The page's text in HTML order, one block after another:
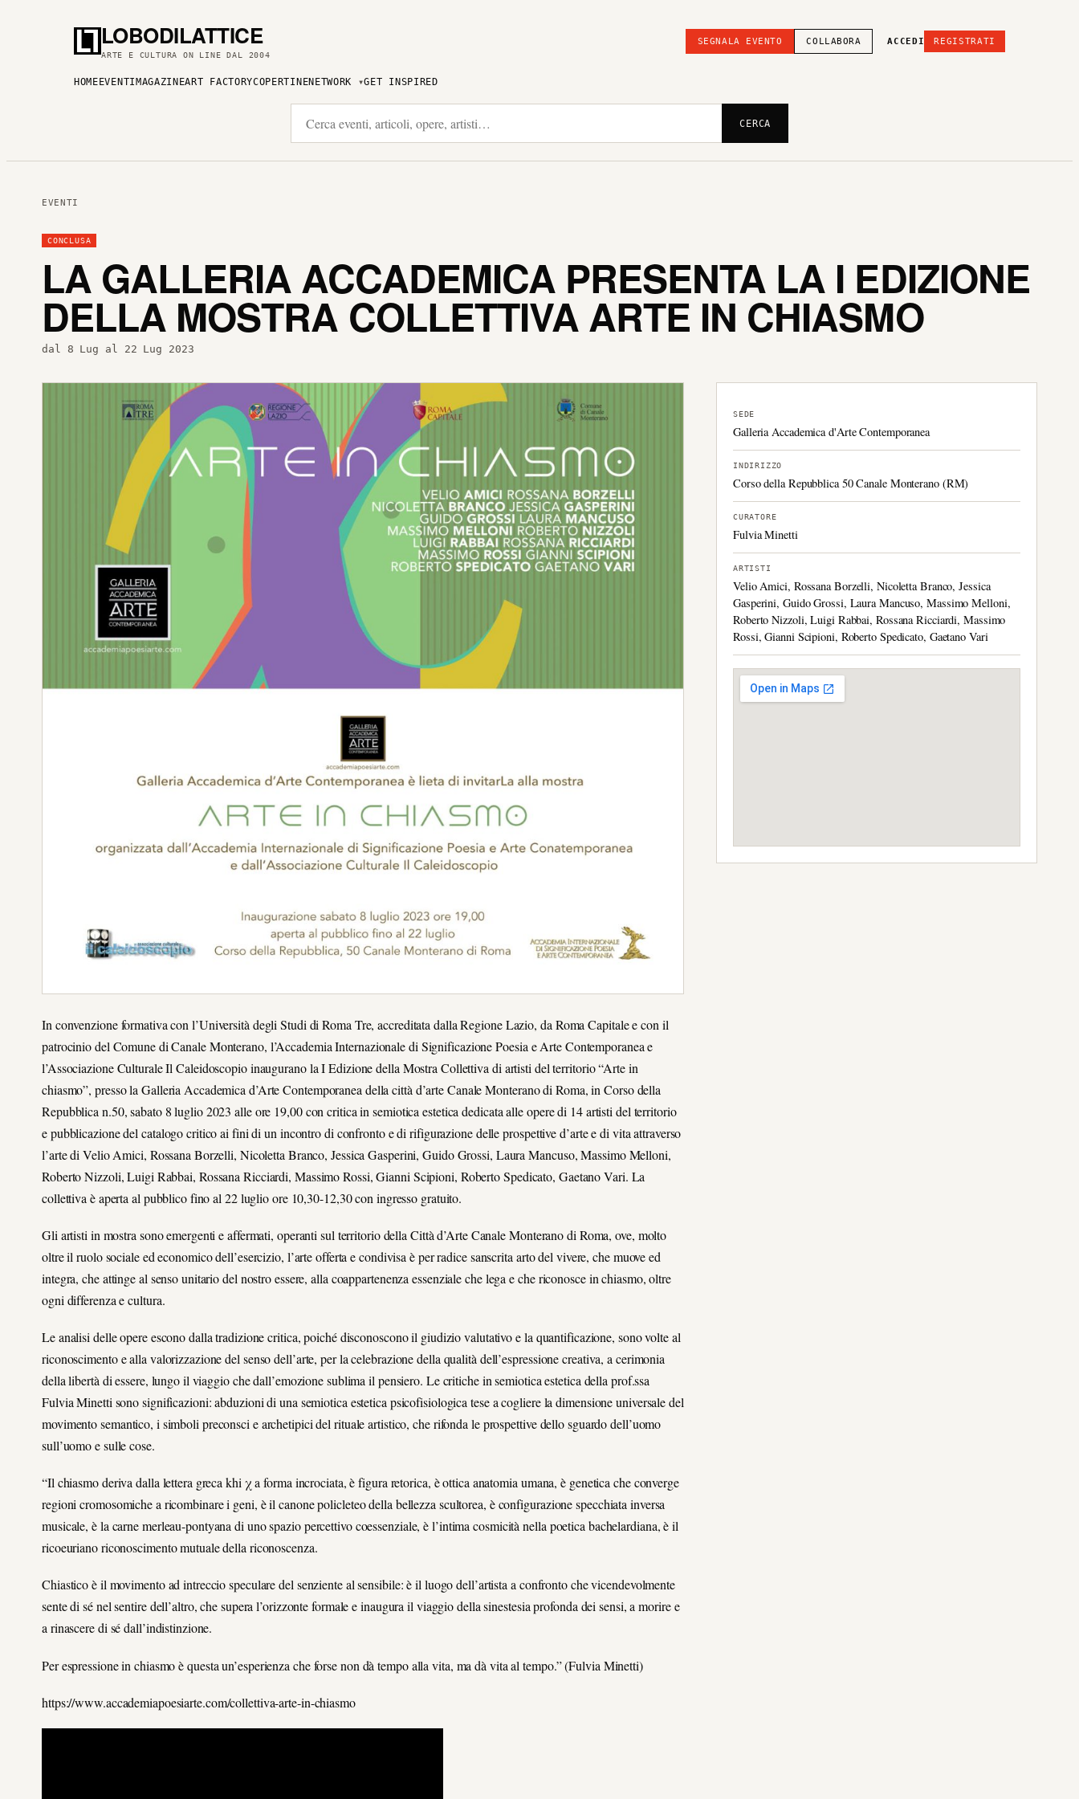
LOBODILATTICE
ARTE E CULTURA ON LINE DAL 2004
SEGNALA EVENTO COLLABORA ACCEDI REGISTRATI
HOME EVENTI MAGAZINEART FACTORYCOPERTINENETWORK GET INSPIRED
CERCA
EVENTI
CONCLUSA
LA GALLERIA ACCADEMICA PRESENTA LA I EDIZIONE
DELLA MOSTRA COLLETTIVA ARTE IN CHIASMO
dal 8 Lug al 22 Lug 2023
In convenzione formativa con l’Università degli Studi di Roma Tre, accreditata dalla Regione Lazio, da Roma Capitale e con il
patrocinio del Comune di Canale Monterano, l’Accademia Internazionale di Significazione Poesia e Arte Contemporanea e
l’Associazione Culturale Il Caleidoscopio inaugurano la I Edizione della Mostra Collettiva di artisti del territorio “Arte in
chiasmo”, presso la Galleria Accademica d’Arte Contemporanea della città d’arte Canale Monterano di Roma, in Corso della
Repubblica n.50, sabato 8 luglio 2023 alle ore 19,00 con critica in semiotica estetica dedicata alle opere di 14 artisti del territorio
e pubblicazione del catalogo critico ai fini di un incontro di confronto e di rifigurazione delle prospettive d’arte e di vita attraverso
l’arte di Velio Amici, Rossana Borzelli, Nicoletta Branco, Jessica Gasperini, Guido Grossi, Laura Mancuso, Massimo Melloni,
Roberto Nizzoli, Luigi Rabbai, Rossana Ricciardi, Massimo Rossi, Gianni Scipioni, Roberto Spedicato, Gaetano Vari. La
collettiva è aperta al pubblico fino al 22 luglio ore 10,30-12,30 con ingresso gratuito.
Gli artisti in mostra sono emergenti e affermati, operanti sul territorio della Città d’Arte Canale Monterano di Roma, ove, molto
oltre il ruolo sociale ed economico dell’esercizio, l’arte offerta e condivisa è per radice sanscrita arto del vivere, che muove ed
integra, che attinge al senso unitario del nostro essere, alla coappartenenza essenziale che lega e che riconosce in chiasmo, oltre
ogni differenza e cultura.
Le analisi delle opere escono dalla tradizione critica, poiché disconoscono il giudizio valutativo e la quantificazione, sono volte al
riconoscimento e alla valorizzazione del senso dell’arte, per la celebrazione della qualità dell’espressione creativa, a cerimonia
della libertà di essere, lungo il viaggio che dall’emozione sublima il pensiero. Le critiche in semiotica estetica della prof.ssa
Fulvia Minetti sono significazioni: abduzioni di una semiotica estetica psicofisiologica tese a cogliere la dimensione universale del
movimento semantico, i simboli preconsci e archetipici del rituale artistico, che rifonda le prospettive dello sguardo dell’uomo
sull’uomo e sulle cose.
“Il chiasmo deriva dalla lettera greca khi χ a forma incrociata, è figura retorica, è ottica anatomia umana, è genetica che converge
regioni cromosomiche a ricombinare i geni, è il canone policleteo della bellezza scultorea, è configurazione specchiata inversa
musicale, è la carne merleau-pontyana di uno spazio percettivo coessenziale, è l’intima cosmicità nella poetica bachelardiana, è il
ricoeuriano riconoscimento mutuale della riconoscenza.
Chiastico è il movimento ad intreccio speculare del senziente al sensibile: è il luogo dell’artista a confronto che vicendevolmente
sente di sé nel sentire dell’altro, che supera l’orizzonte formale e inaugura il viaggio della sinestesia profonda dei sensi, a morire e
a rinascere di sé dall’indistinzione.
Per espressione in chiasmo è questa un’esperienza che forse non dà tempo alla vita, ma dà vita al tempo.” (Fulvia Minetti)
https://www.accademiapoesiarte.com/collettiva-arte-in-chiasmo
SEDE
Galleria Accademica d'Arte Contemporanea
INDIRIZZO
Corso della Repubblica 50 Canale Monterano (RM)
CURATORE
Fulvia Minetti
ARTISTI
Velio Amici, Rossana Borzelli, Nicoletta Branco, Jessica
Gasperini, Guido Grossi, Laura Mancuso, Massimo Melloni,
Roberto Nizzoli, Luigi Rabbai, Rossana Ricciardi, Massimo
Rossi, Gianni Scipioni, Roberto Spedicato, Gaetano Vari